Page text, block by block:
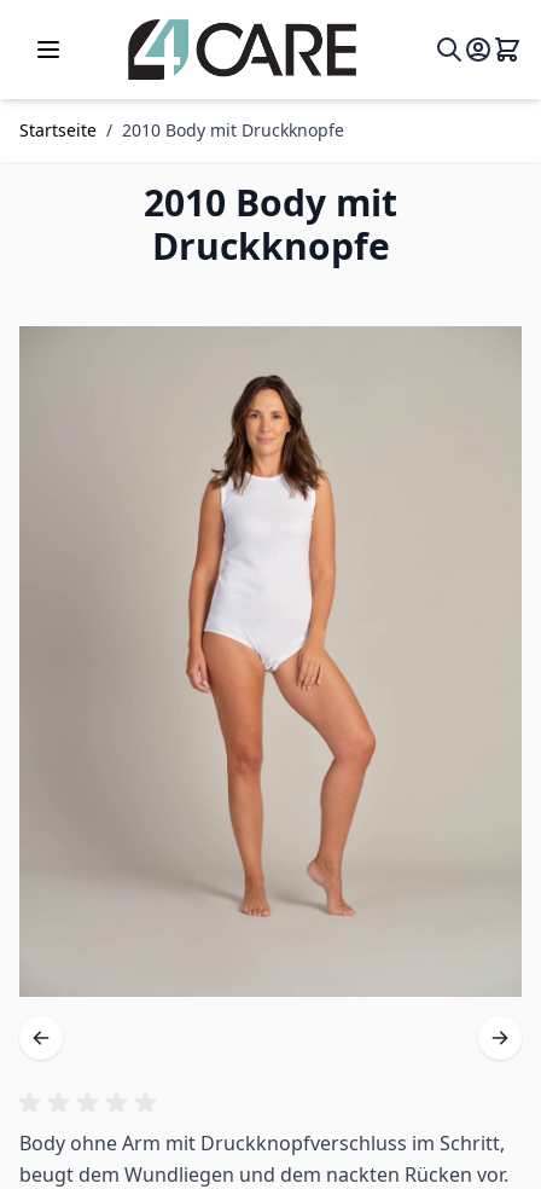
Zum Inhalt springen
Startseite / 2010 Body mit Druckknopfe
2010 Body mit
Druckknopfe
Body ohne Arm mit Druckknopfverschluss im Schritt,
beugt dem Wundliegen und dem nackten Rücken vor.